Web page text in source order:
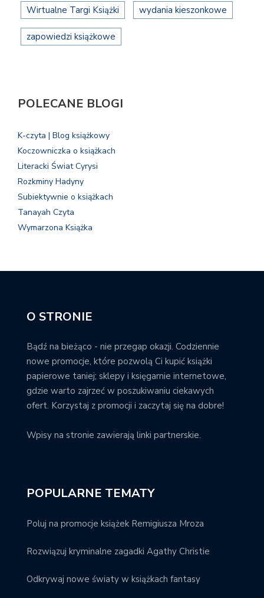
Wirtualne Targi Książki wydania kieszonkowe
zapowiedzi książkowe
POLECANE BLOGI
K-czyta | Blog książkowy
Koczowniczka o książkach
Literacki Świat Cyrysi
Rozkminy Hadyny
Subiektywnie o książkach
Tanayah Czyta
Wymarzona Książka
O STRONIE
Bądź na bieżąco - nie przegap okazji. Codziennie
nowe promocje, które pozwolą Ci kupić książki
papierowe taniej; sklepy i księgarnie internetowe,
gdzie warto zajrzeć w poszukiwaniu ciekawych
ofert. Korzystaj z promocji i zaczytaj się na dobre!
Wpisy na stronie zawierają linki partnerskie.
POPULARNE TEMATY
Poluj na promocje książek Remigiusza Mroza
Rozwiązuj kryminalne zagadki Agathy Christie
Odkrywaj nowe światy w książkach fantasy